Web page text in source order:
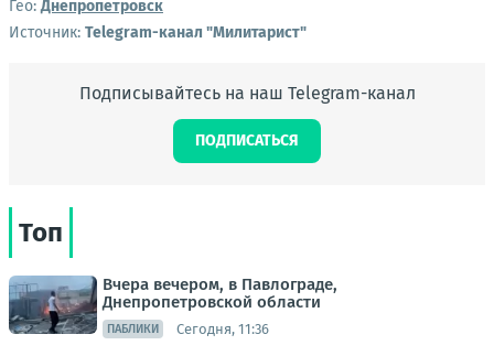
Гео:Днепропетровск
Источник: Telegram-канал "Милитарист"
Подписывайтесь на наш Telegram-канал
ПОДПИСАТЬСЯ
Топ
Вчера вечером, в Павлограде,
Днепропетровской области
ПАБЛИКИ Сегодня, 11:36